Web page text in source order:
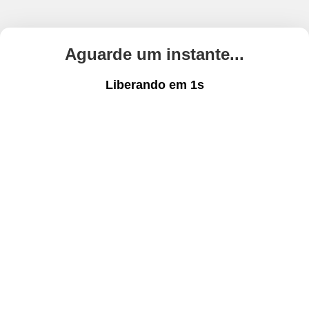
Aguarde um instante...
Liberando em 1s